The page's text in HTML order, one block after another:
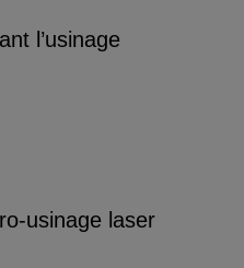
l’usinage
usinage laser